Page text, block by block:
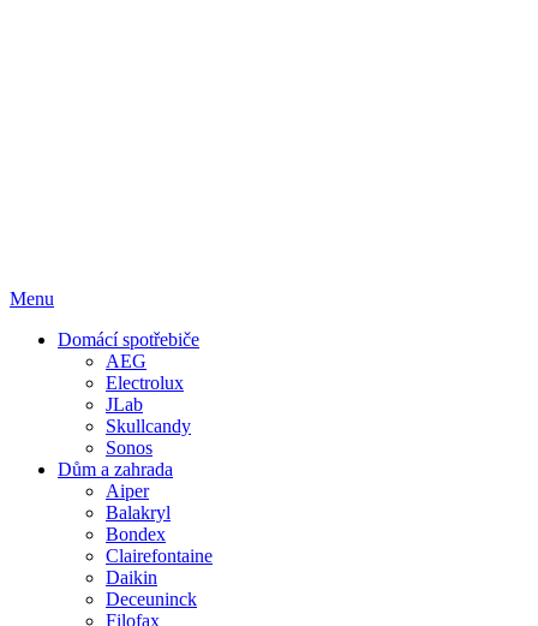
Menu
Domácí spotřebiče
AEG
Electrolux
JLab
Skullcandy
Sonos
Dům a zahrada
Aiper
Balakryl
Bondex
Clairefontaine
Daikin
Deceuninck
Filofax